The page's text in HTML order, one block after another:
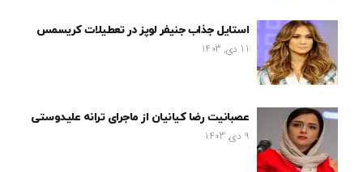
استایل جذاب جنیفر لوپز در تعطیلات کریسمس
11 دی, 1403
عصبانیت رضا کیانیان از ماجرای ترانه علیدوستی
9 دی, 1403